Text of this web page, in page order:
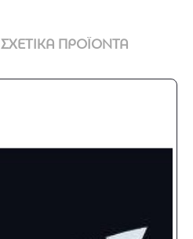
ΣΧΕΤΙΚΑ ΠΡΟΪΟΝΤΑ